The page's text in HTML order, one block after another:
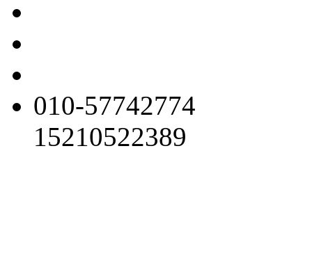
010-57742774
15210522389